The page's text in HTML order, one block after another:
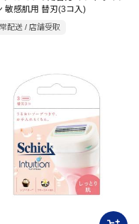
敏感肌用 替刃(3コ入)
配送 / 店舗受取